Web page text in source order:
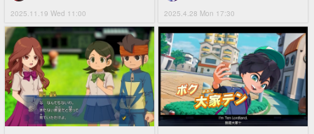
2025.11.19 Wed 11:00 2025.4.28 Mon 17:30